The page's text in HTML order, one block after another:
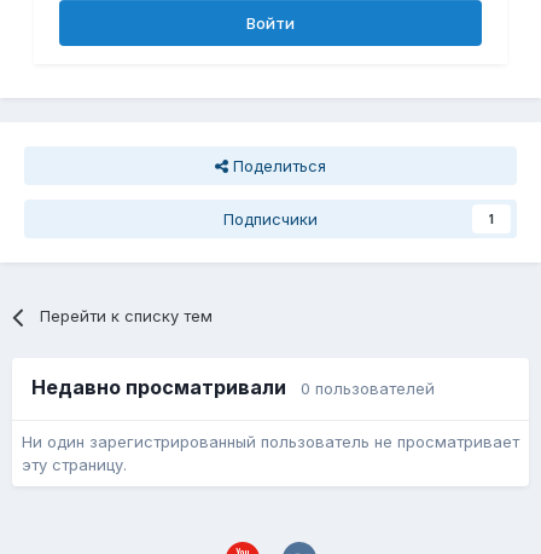
Войти
Поделиться
Подписчики 1
Перейти к списку тем
Недавно просматривали 0 пользователей
Ни один зарегистрированный пользователь не просматривает
эту страницу.